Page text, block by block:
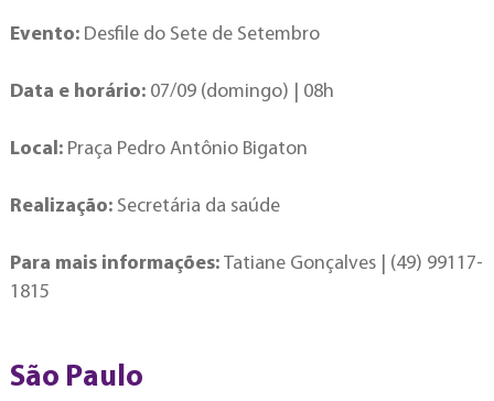
Evento: Desfile do Sete de Setembro
Data e horário: 07/09 (domingo) | 08h
Local: Praça Pedro Antônio Bigaton
Realização: Secretária da saúde
Para mais informações: Tatiane Gonçalves | (49) 99117-
1815
São Paulo